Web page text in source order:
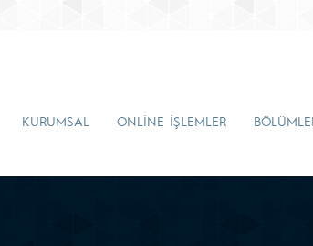
KURUMSAL ONLİNE İŞLEMLER